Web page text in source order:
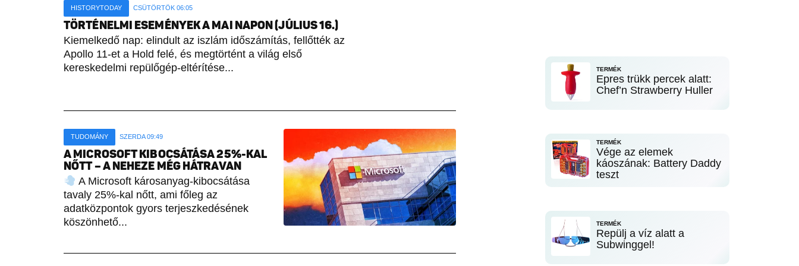
HISTORYTODAY CSÜTÖRTÖK 06:05
TÖRTÉNELMI ESEMÉNYEK A MAI NAPON (JÚLIUS 16.)
Kiemelkedő nap: elindult az iszlám időszámítás, fellőtték az
Apollo 11-et a Hold felé, és megtörtént a világ első
kereskedelmi repülőgép-eltérítése...
TUDOMÁNY SZERDA 09:49
A MICROSOFT KIBOCSÁTÁSA 25%-KAL
NŐTT – A NEHEZE MÉG HÁTRAVAN
A Microsoft károsanyag-kibocsátása
tavaly 25%-kal nőtt, ami főleg az
adatközpontok gyors terjeszkedésének
köszönhető...
TERMÉK
Epres trükk percek alatt:
Chef’n Strawberry Huller
TERMÉK
Vége az elemek
káoszának: Battery Daddy
teszt
TERMÉK
Repülj a víz alatt a
Subwinggel!